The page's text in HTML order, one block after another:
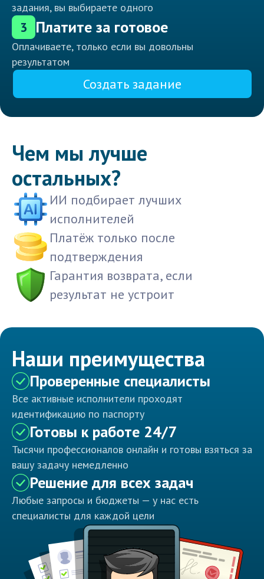
задания, вы выбираете одного
3 Платите за готовое
Оплачиваете, только если вы довольны
результатом
Создать задание
Чем мы лучше
остальных?
ИИ подбирает лучших
исполнителей
Платёж только после
подтверждения
Гарантия возврата, если
результат не устроит
Наши преимущества
Проверенные специалисты
Все активные исполнители проходят
идентификацию по паспорту
Готовы к работе 24/7
Тысячи профессионалов онлайн и готовы взяться за
вашу задачу немедленно
Решение для всех задач
Любые запросы и бюджеты — у нас есть
специалисты для каждой цели